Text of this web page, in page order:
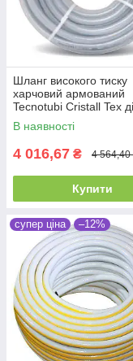
Шланг високого тиску
харчовий армований
Tecnotubi Cristall Tex
15 мм, довжина 50 м
В наявності
4 016,67 ₴ 4 564,40
Купити
супер ціна –12%